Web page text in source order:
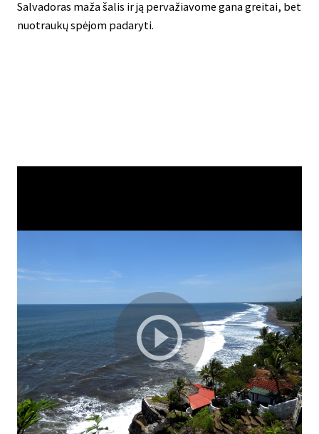
Salvadoras maža šalis ir ją pervažiavome gana greitai, bet
nuotraukų spėjom padaryti.